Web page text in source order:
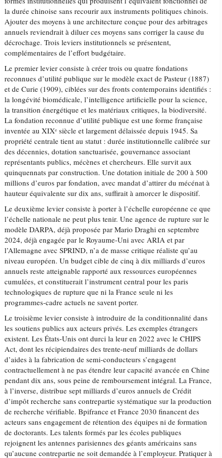
la durée chinoise sans recourir aux instruments politiques chinois.
Ajouter des moyens à une architecture conçue pour des arbitrages
annuels reviendrait à diluer ces moyens sans corriger la cause du
décrochage. Trois leviers institutionnels se présentent,
complémentaires de l’effort budgétaire.
Le premier levier consiste à créer trois ou quatre fondations
reconnues d’utilité publique sur le modèle exact de Pasteur (1887)
et de Curie (1909), ciblées sur des fronts contemporains identifiés :
la longévité biomédicale, l’intelligence artificielle pour la science,
la transition énergétique et les matériaux critiques, la biodiversité.
La fondation reconnue d’utilité publique est une forme française
inventée au XIXᵉ siècle et largement délaissée depuis 1945. Sa
propriété centrale tient au statut : durée institutionnelle calibrée sur
des décennies, dotation sanctuarisée, gouvernance associant
représentants publics, mécènes et chercheurs. Elle survit aux
quinquennats par construction. Une dotation initiale de 200 à 500
millions d’euros par fondation, avec mandat d’attirer du mécénat à
hauteur équivalente sur dix ans, suffirait à amorcer le dispositif.
Le deuxième levier consiste à porter à l’échelle européenne ce que
l’échelle nationale ne peut plus tenir. Une agence de rupture sur le
modèle DARPA, déjà proposée par Mario Draghi en septembre
2024, déjà engagée par le Royaume-Uni avec ARIA et par
l’Allemagne avec SPRIND, n’a de masse critique réaliste qu’au
niveau européen. Un budget cible de cinq à dix milliards d’euros
annuels reste atteignable rapporté aux ressources européennes
cumulées, et constituerait l’instrument central pour les paris
technologiques de rupture que ni la France seule ni les
programmes-cadre actuels ne savent porter.
Le troisième levier consiste à introduire de la conditionnalité dans
les soutiens publics aux acteurs privés. Les exemples étrangers
existent. Les États-Unis ont durci la leur en 2022 avec le CHIPS
Act, dont les récipiendaires des trente-neuf milliards de dollars
d’aides à la fabrication de semi-conducteurs s’engagent
contractuellement à ne pas étendre leur capacité avancée en Chine
pendant dix ans, sous peine de remboursement intégral. La France,
à l’inverse, distribue sept milliards d’euros annuels de Crédit
d’impôt recherche sans contrepartie systématique sur la production
de recherche vérifiable. Bpifrance et France 2030 financent des
acteurs sans engagement de rétention des équipes ni de formation
de doctorants. Les talents formés par les écoles publiques
rejoignent les antennes parisiennes des géants américains sans
qu’aucune contrepartie ne soit demandée à l’employeur. Pratiquer à